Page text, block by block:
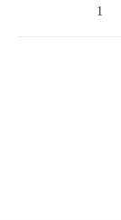
1